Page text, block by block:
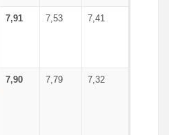
7,91 7,53 7,41
7,90 7,79 7,32